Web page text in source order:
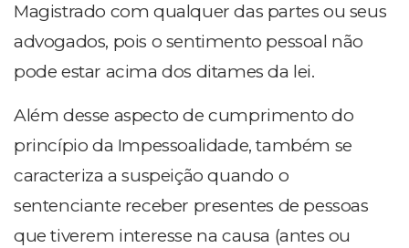
Magistrado com qualquer das partes ou seus
advogados, pois o sentimento pessoal não
pode estar acima dos ditames da lei.
Além desse aspecto de cumprimento do
princípio da Impessoalidade, também se
caracteriza a suspeição quando o
sentenciante receber presentes de pessoas
que tiverem interesse na causa (antes ou